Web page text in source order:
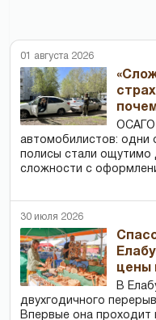
01 августа 2026
ОСАГО
автомобилистов: одни
полисы стали
сложности с
30 июля 2026
цены
В
двухгодичного
Впервые она